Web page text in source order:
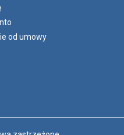
od umowy